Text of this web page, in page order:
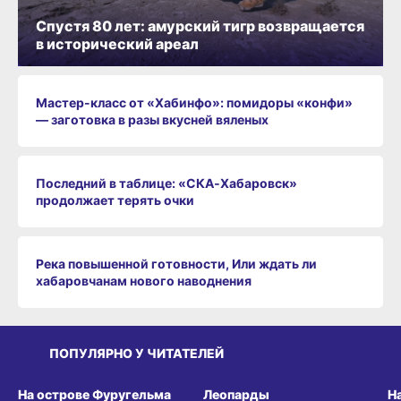
Мастер-класс от «Хабинфо»: помидоры «конфи»
— заготовка в разы вкусней вяленых
Последний в таблице: «СКА‑Хабаровск»
продолжает терять очки
Река повышенной готовности, Или ждать ли
хабаровчанам нового наводнения
Спустя 80 лет: амурский тигр возвращается
в исторический ареал
ПОПУЛЯРНО У ЧИТАТЕЛЕЙ
На острове Фуругельма
Леопарды